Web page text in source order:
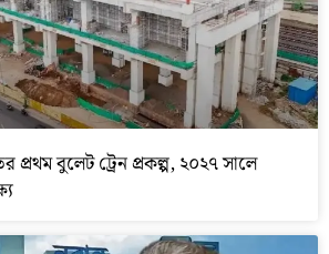
প্রথম বুলেট ট্রেন প্রকল্প, ২০২৭ সালে